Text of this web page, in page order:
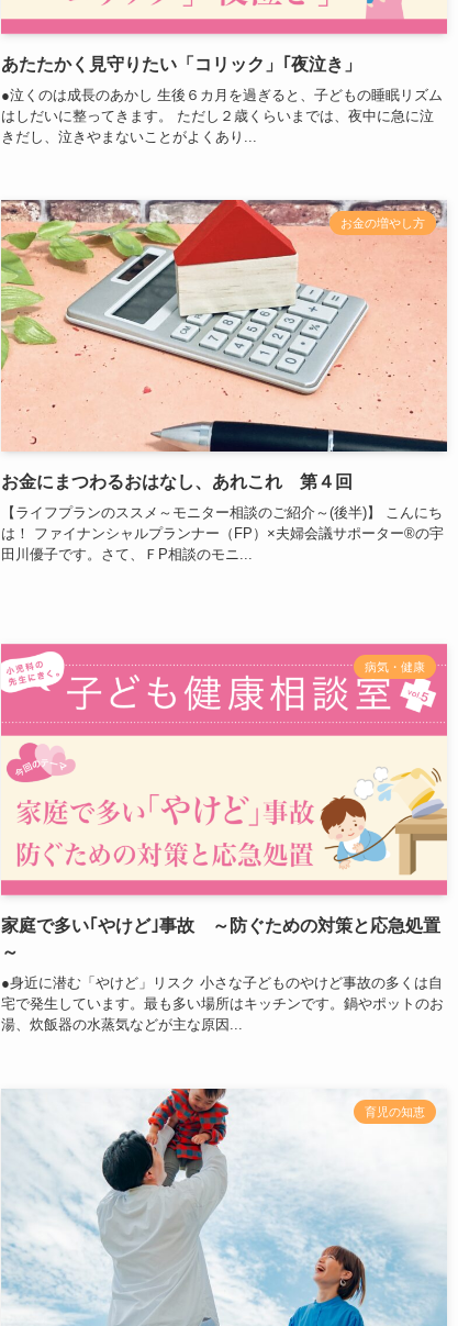
あたたかく見守りたい「コリック」｢夜泣き」
●泣くのは成長のあかし 生後６カ月を過ぎると、子どもの睡眠リズム
はしだいに整ってきます。 ただし２歳くらいまでは、夜中に急に泣
きだし、泣きやまないことがよくあり...
お金の増やし方
お金にまつわるおはなし、あれこれ 第４回
【ライフプランのススメ～モニター相談のご紹介～(後半)】 こんにち
は！ ファイナンシャルプランナー（FP）×夫婦会議サポーター®の宇
田川優子です。さて、ＦP相談のモニ...
病気・健康
家庭で多い｢やけど｣事故 ～防ぐための対策と応急処置
～
●身近に潜む「やけど」リスク 小さな子どものやけど事故の多くは自
宅で発生しています。最も多い場所はキッチンです。鍋やポットのお
湯、炊飯器の水蒸気などが主な原因...
育児の知恵